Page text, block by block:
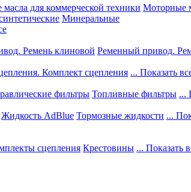
для коммерческой техники Моторные
Минеральные
Ремень клиновой Ременный привод.
Комплект сцепления ... Показать
фильтры Топливные фильтры ...
Жидкость AdBlue Тормозные жидкости ...
сцепления Крестовины ... Показать